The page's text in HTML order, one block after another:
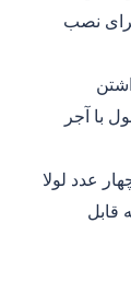
نصب
با آجر
عدد لولا
لنگه قابل